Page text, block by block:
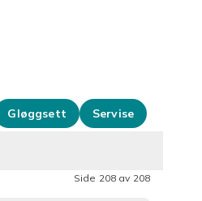
Gløggsett Servise
Side 208 av 208